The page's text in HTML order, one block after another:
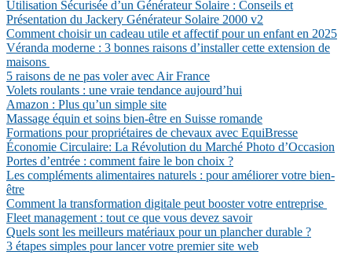
Utilisation Sécurisée d’un Générateur Solaire : Conseils et
Présentation du Jackery Générateur Solaire 2000 v2
Comment choisir un cadeau utile et affectif pour un enfant en 2025
Véranda moderne : 3 bonnes raisons d’installer cette extension de
maisons
5 raisons de ne pas voler avec Air France
Volets roulants : une vraie tendance aujourd’hui
Amazon : Plus qu’un simple site
Massage équin et soins bien-être en Suisse romande
Formations pour propriétaires de chevaux avec EquiBresse
Économie Circulaire: La Révolution du Marché Photo d’Occasion
Portes d’entrée : comment faire le bon choix ?
Les compléments alimentaires naturels : pour améliorer votre bien-
être
Comment la transformation digitale peut booster votre entreprise
Fleet management : tout ce que vous devez savoir
Quels sont les meilleurs matériaux pour un plancher durable ?
3 étapes simples pour lancer votre premier site web